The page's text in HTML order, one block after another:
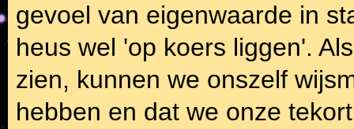
gevoel van eigenwaarde in
heus wel 'op koers liggen'.
zien, kunnen we onszelf
hebben en dat we onze